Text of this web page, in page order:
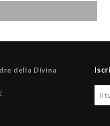
della Divina